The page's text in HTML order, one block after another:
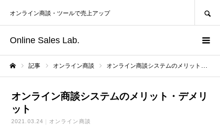
Online Sales Lab.
オンライン商談・ツールで売上アップ
記事 オンライン商談 オンライン商談システムのメリット・デメリット
オンライン商談システムのメリット・デメリ
ット
2021.03.24 オンライン商談